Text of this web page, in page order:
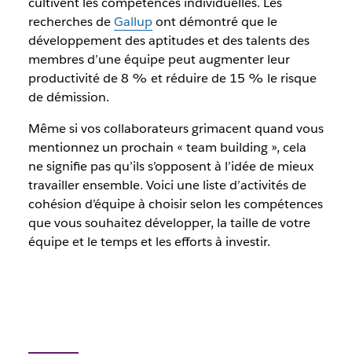
recherches deGallupont démontré que le
développement des aptitudes et des talents des
membres d’une équipe peut augmenter leur
productivité de 8 % et réduire de 15 % le risque
de démission.
Même si vos collaborateurs grimacent quand vous
mentionnez un prochain « team building », cela
ne signifie pas qu’ils s’opposent à l’idée de mieux
travailler ensemble. Voici une liste d’activités de
cohésion d’équipe à choisir selon les compétences
que vous souhaitez développer, la taille de votre
équipe et le temps et les efforts à investir.